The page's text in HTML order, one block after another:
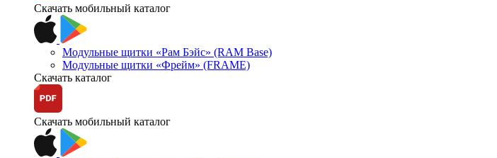
Скачать мобильный каталог
Модульные щитки «Рам Бэйс» (RAM Base)
Модульные щитки «Фрейм» (FRAME)
Скачать каталог
Скачать мобильный каталог